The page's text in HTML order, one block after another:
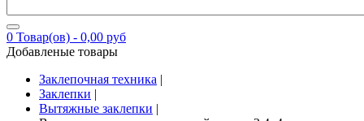
0 Товар(ов) - 0,00 руб
Добавленые товары
Заклепочная техника |
Заклепки |
Вытяжные заклепки |